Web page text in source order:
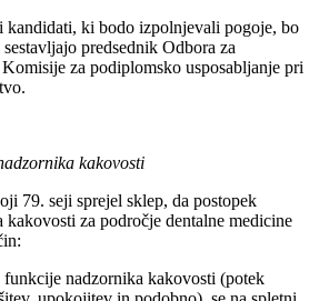
ki bodo izpolnjevali pogoje, bo
predsednik Odbora za
za podiplomsko usposabljanje pri
kakovosti
79. seji sprejel sklep, da postopek
kakovosti za področje dentalne medicine
nadzornika kakovosti (potek